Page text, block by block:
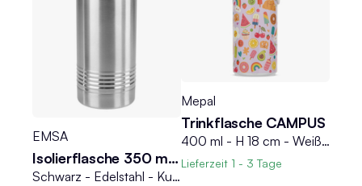
EMSA
Isolierflasche 350 ml SENATOR
Schwarz - Edelstahl - Kunststoff - 350 ml - mit Trinkbecher
Mepal
Trinkflasche CAMPUS
400 ml - H 18 cm - Weiß - Lila - Kunststoff - Silikon
Lieferzeit 1 - 3 Tage